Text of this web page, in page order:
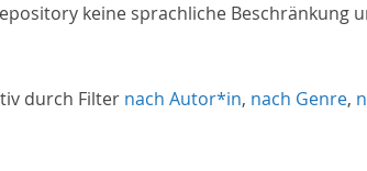
keine sprachliche Beschränkung
durch Filter nach Autor*in, nach Genre,